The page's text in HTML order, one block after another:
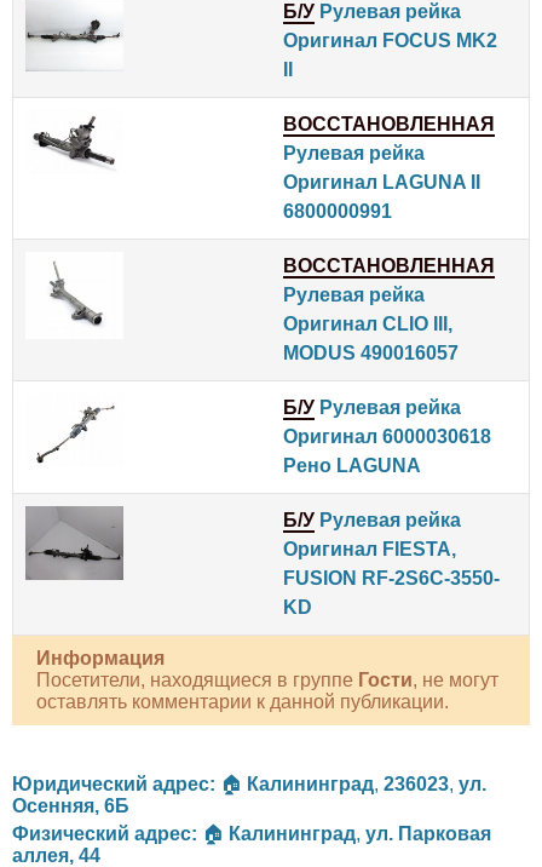
Б/У Рулевая рейка
Оригинал FOCUS MK2
ВОССТАНОВЛЕННАЯ
Рулевая рейка
Оригинал LAGUNA II
6800000991
ВОССТАНОВЛЕННАЯ
Рулевая рейка
Оригинал CLIO III,
MODUS 490016057
Б/У Рулевая рейка
Оригинал 6000030618
Рено LAGUNA
Б/У Рулевая рейка
Оригинал FIESTA,
FUSION RF-2S6C-3550-
KD
Информация
Посетители, находящиеся в группе Гости, не могут
оставлять комментарии к данной публикации.
Юридический адрес: 🏠 Калининград, 236023, ул.
Осенняя, 6Б
Физический адрес: 🏠 Калининград, ул. Парковая
аллея, 44